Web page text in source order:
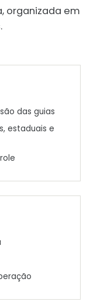
organizada em
das guias
estaduais e